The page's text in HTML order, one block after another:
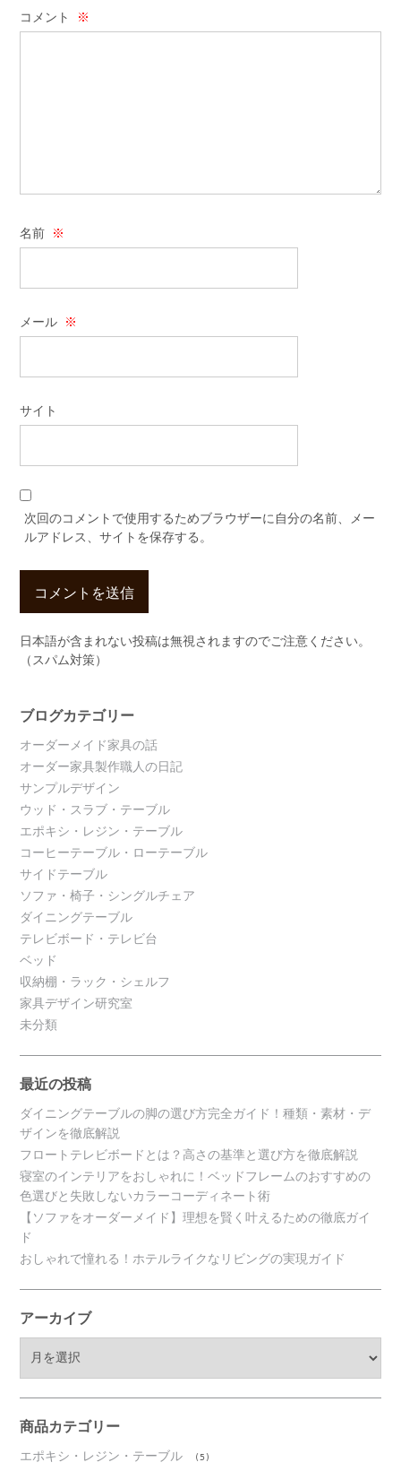
コメント ※
名前 ※
メール ※
サイト
次回のコメントで使用するためブラウザーに自分の名前、メー
ルアドレス、サイトを保存する。
日本語が含まれない投稿は無視されますのでご注意ください。
（スパム対策）
ブログカテゴリー
オーダーメイド家具の話
オーダー家具製作職人の日記
サンプルデザイン
ウッド・スラブ・テーブル
エポキシ・レジン・テーブル
コーヒーテーブル・ローテーブル
サイドテーブル
ソファ・椅子・シングルチェア
ダイニングテーブル
テレビボード・テレビ台
ベッド
収納棚・ラック・シェルフ
家具デザイン研究室
未分類
最近の投稿
ダイニングテーブルの脚の選び方完全ガイド！種類・素材・デ
ザインを徹底解説
フロートテレビボードとは？高さの基準と選び方を徹底解説
寝室のインテリアをおしゃれに！ベッドフレームのおすすめの
色選びと失敗しないカラーコーディネート術
【ソファをオーダーメイド】理想を賢く叶えるための徹底ガイ
ド
おしゃれで憧れる！ホテルライクなリビングの実現ガイド
アーカイブ
ブ
商品カテゴリー
エポキシ・レジン・テーブル (5)